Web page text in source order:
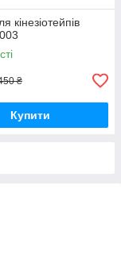
кінезіотейпів
₴
Купити